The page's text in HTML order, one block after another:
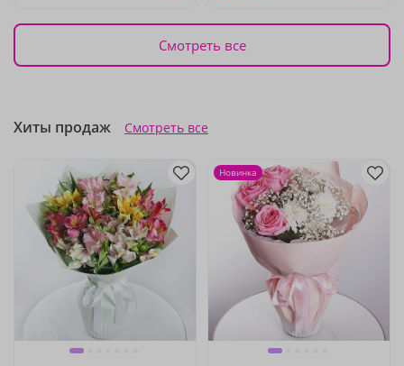
Смотреть все
Хиты продаж Смотреть все
Новинка